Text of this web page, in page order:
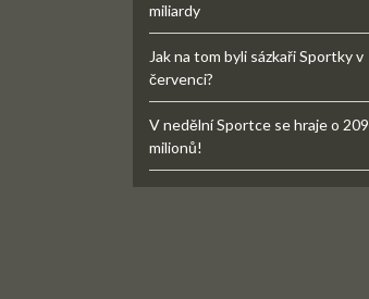
miliardy
Jak na tom byli sázkaři Sportky v
červenci?
V nedělní Sportce se hraje o 209
milionů!